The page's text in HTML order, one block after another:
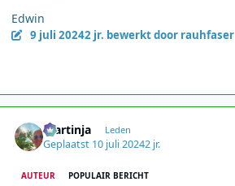
Edwin
9 juli 20242 jr. bewerkt door rauhfaser
martinja Leden
Geplaatst 10 juli 20242 jr.
AUTEUR POPULAIR BERICHT